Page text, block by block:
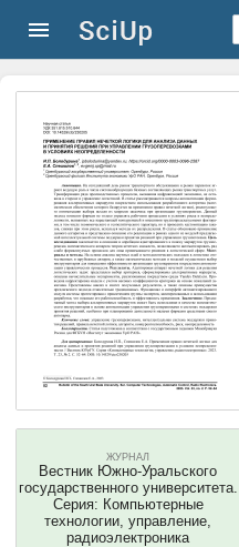
ЖУРНАЛ
Вестник Южно-Уральского
государственного университета.
Серия: Компьютерные
технологии, управление,
радиоэлектроника